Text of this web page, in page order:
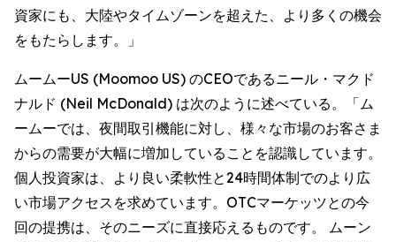
資家にも、大陸やタイムゾーンを超えた、より多くの機会
をもたらします。」
ムームーUS (Moomoo US) のCEOであるニール・マクド
ナルド (Neil McDonald) は次のように述べている。「ム
ームーでは、夜間取引機能に対し、様々な市場のお客さま
からの需要が大幅に増加していることを認識しています。
個人投資家は、より良い柔軟性と24時間体制でのより広
い市場アクセスを求めています。OTCマーケッツとの今
回の提携は、そのニーズに直接応えるものです。 ムーン